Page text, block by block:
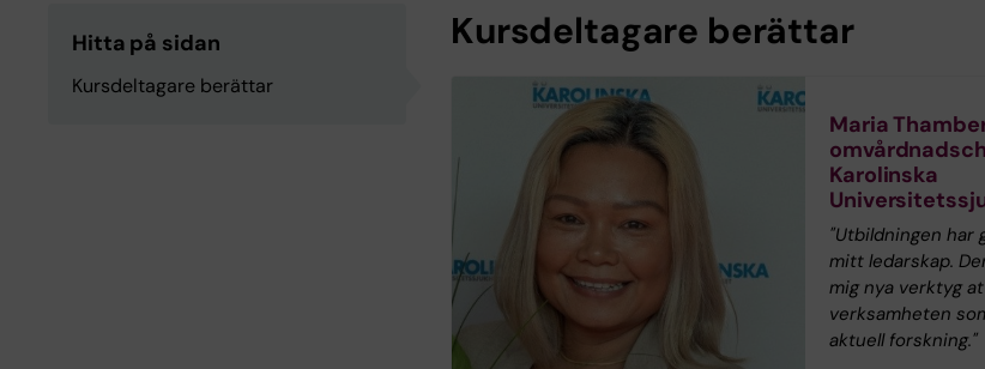
Hitta på sidan
Kursdeltagare berättar
Kursdeltagare berättar
Maria
Karolinska
"Utbildningen har
mitt ledarskap.
mig nya verktyg
verksamheten
aktuell forskning."